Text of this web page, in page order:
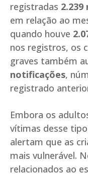
registradas
em relação ao
quando houve
nos registros, os
graves também
notificações,
registrado
Embora os
vítimas desse
alertam que as
mais vulnerável.
relacionados ao